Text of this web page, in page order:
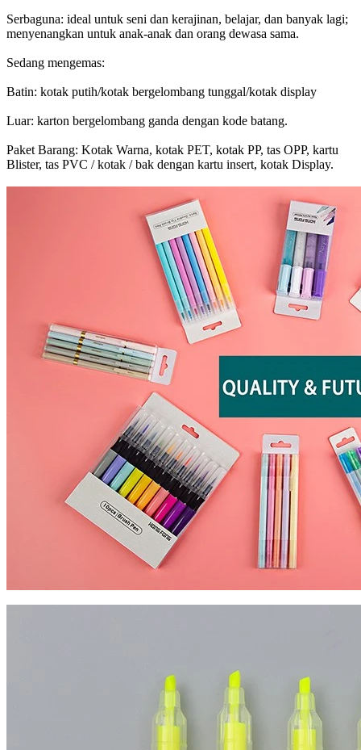
Serbaguna: ideal untuk seni dan kerajinan, belajar, dan banyak lagi;
menyenangkan untuk anak-anak dan orang dewasa sama.
Sedang mengemas:
Batin: kotak putih/kotak bergelombang tunggal/kotak display
Luar: karton bergelombang ganda dengan kode batang.
Paket Barang: Kotak Warna, kotak PET, kotak PP, tas OPP, kartu
Blister, tas PVC / kotak / bak dengan kartu insert, kotak Display.